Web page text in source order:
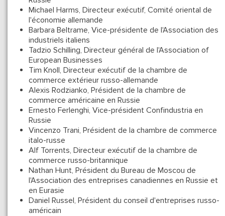
Michael Harms, Directeur exécutif, Comité oriental de
l'économie allemande
Barbara Beltrame, Vice-présidente de l'Association des
industriels italiens
Tadzio Schilling, Directeur général de l'Association of
European Businesses
Tim Knoll, Directeur exécutif de la chambre de
commerce extérieur russo-allemande
Alexis Rodzianko, Président de la chambre de
commerce américaine en Russie
Ernesto Ferlenghi, Vice-président Confindustria en
Russie
Vincenzo Trani, Président de la chambre de commerce
italo-russe
Alf Torrents, Directeur exécutif de la chambre de
commerce russo-britannique
Nathan Hunt, Président du Bureau de Moscou de
l'Association des entreprises canadiennes en Russie et
en Eurasie
Daniel Russel, Président du conseil d'entreprises russo-
américain